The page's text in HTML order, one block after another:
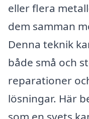
eller flera
dem samman
Denna teknik
både små och
reparationer
lösningar. Här